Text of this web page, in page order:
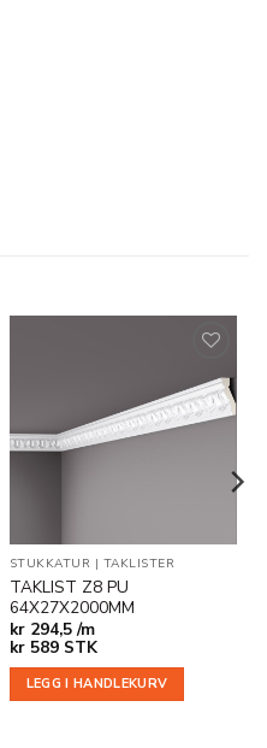
Legg til
i
ønskeliste
STUKKATUR | TAKLISTER
TAKLIST Z8 PU
64X27X2000MM
kr294,5 /m
kr589 STK
LEGG I HANDLEKURV